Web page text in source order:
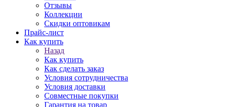
Отзывы
Коллекции
Скидки оптовикам
Прайс-лист
Как купить
Назад
Как купить
Как сделать заказ
Условия сотрудничества
Условия доставки
Совместные покупки
Гарантия на товар